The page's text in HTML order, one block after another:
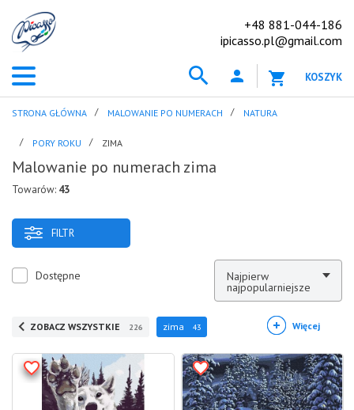
+48 881-044-186
ipicasso.pl@gmail.com
KOSZYK
STRONA GŁÓWNA MALOWANIE PO NUMERACH NATURA
PORY ROKU ZIMA
Towarów: 43
Malowanie po numerach zima
FILTR
Dostępne Najpierw
najpopularniejsze
ZOBACZ WSZYSTKIE 226 Więcej
zima 43